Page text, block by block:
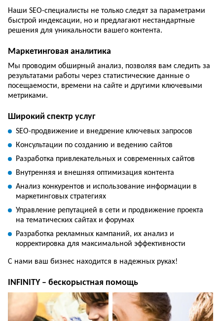
Наши SEO-специалисты не только следят за параметрами
быстрой индексации, но и предлагают нестандартные
решения для уникальности вашего контента.
Маркетинговая аналитика
Мы проводим обширный анализ, позволяя вам следить за
результатами работы через статистические данные о
посещаемости, времени на сайте и другими ключевыми
метриками.
Широкий спектр услуг
SEO-продвижение и внедрение ключевых запросов
Консультации по созданию и ведению сайтов
Разработка привлекательных и современных сайтов
Внутренняя и внешняя оптимизация контента
Анализ конкурентов и использование информации в
маркетинговых стратегиях
Управление репутацией в сети и продвижение проекта
на тематических сайтах и форумах
Разработка рекламных кампаний, их анализ и
корректировка для максимальной эффективности
С нами ваш бизнес находится в надежных руках!
INFINITY – бескорыстная помощь